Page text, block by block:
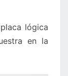
lógica
en la